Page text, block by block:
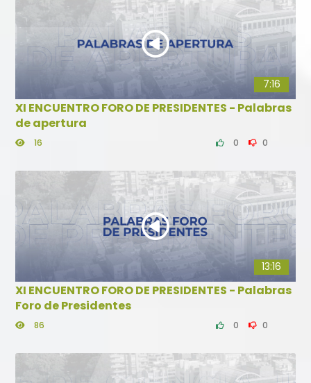
7:16
XI ENCUENTRO FORO DE PRESIDENTES - Palabras
de apertura
16 0 0
13:16
XI ENCUENTRO FORO DE PRESIDENTES - Palabras
Foro de Presidentes
86 0 0